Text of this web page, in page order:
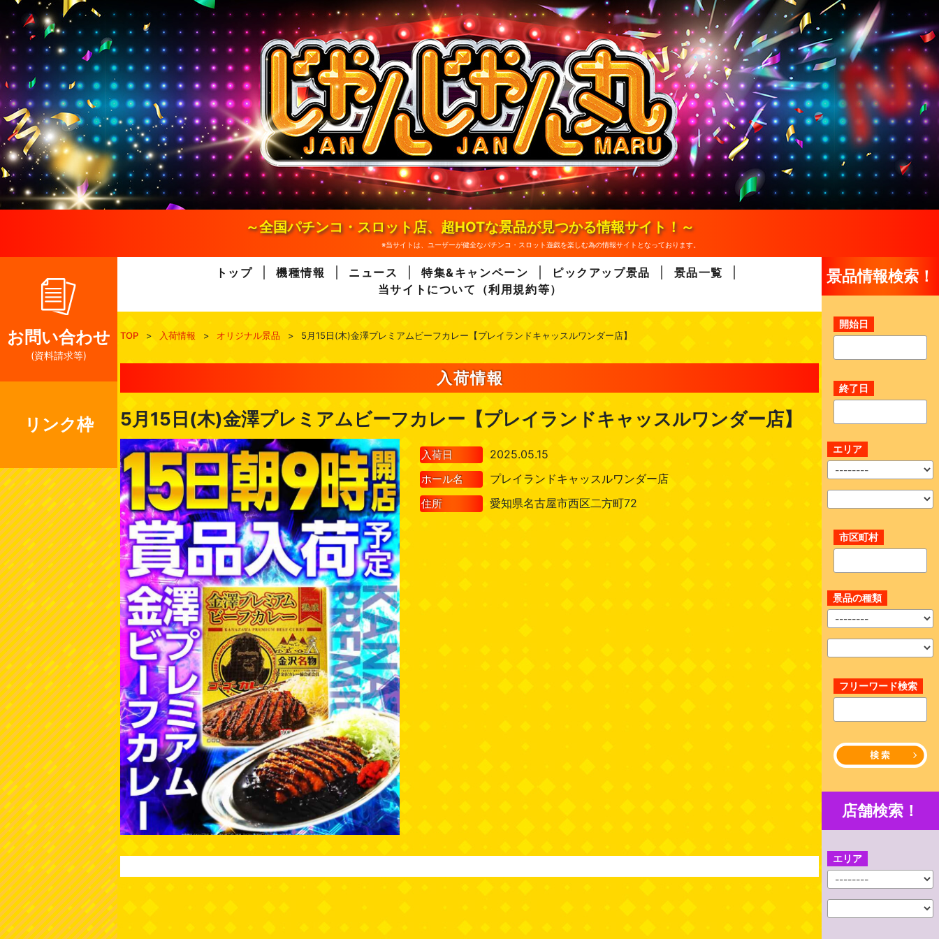
n
e
n
～全国パチンコ・スロット店、超HOTな景品が見つかる情報サイト！～
※当サイトは、ユーザーが健全なパチンコ・スロット遊戯を楽しむ為の情報サイトとなっております。
お問い合わせ
(資料請求等)
リンク枠
トップ 機種情報 ニュース 特集&キャンペーン ピックアップ景品
景品一覧
当サイトについて（利用規約等）
TOP > 入荷情報 > オリジナル景品 > 5月15日(木)金澤プレミアムビーフカレー【プレイランドキャッスルワンダー店】
入荷情報
5月15日(木)金澤プレミアムビーフカレー【プレイランドキャッスルワンダー店】
入荷日 2025.05.15
ホール名 プレイランドキャッスルワンダー店
住所 愛知県名古屋市西区二方町72
景品情報検索！
開始日
終了日
エリア
市区町村
景品の種類
フリーワード検索
店舗検索！
エリア